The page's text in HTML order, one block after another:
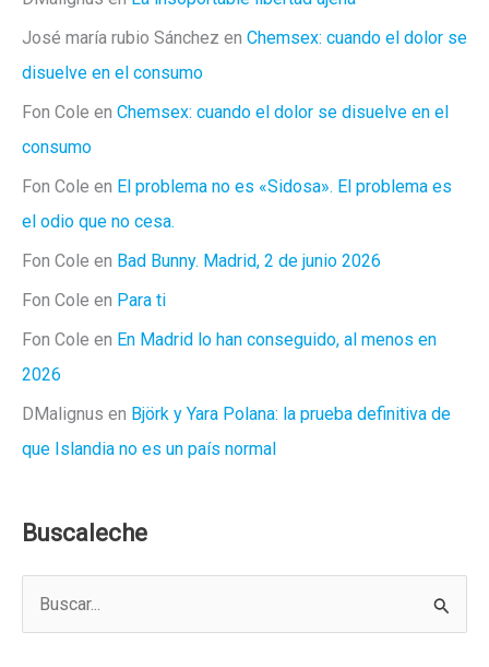
José maría rubio Sánchez en Chemsex: cuando el dolor se
disuelve en el consumo
Fon Cole en Chemsex: cuando el dolor se disuelve en el
consumo
Fon Cole en El problema no es «Sidosa». El problema es
el odio que no cesa.
Fon Cole en Bad Bunny. Madrid, 2 de junio 2026
Fon Cole en Para ti
Fon Cole en En Madrid lo han conseguido, al menos en
2026
DMalignus en Björk y Yara Polana: la prueba definitiva de
que Islandia no es un país normal
Buscaleche